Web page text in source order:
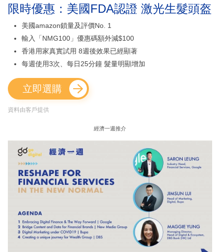
限時優惠：美國FDA認證 激光生髮頭盔
美國amazon鎖量及評價No. 1
輸入「NMG100」優惠碼額外減$100
香港用家真實試用 8週後效果已經顯著
每週使用3次、每日25分鐘 髮量明顯增加
立即選購
資料由客戶提供
經濟一週推介